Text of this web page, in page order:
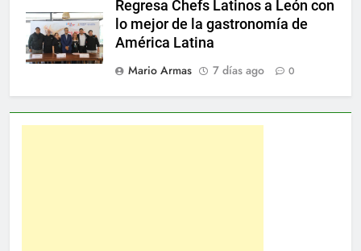
Regresa Chefs Latinos a León con
lo mejor de la gastronomía de
América Latina
Mario Armas
7 días ago 0